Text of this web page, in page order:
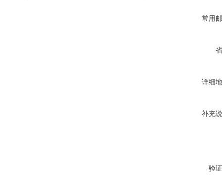
常用
详细
补充
验